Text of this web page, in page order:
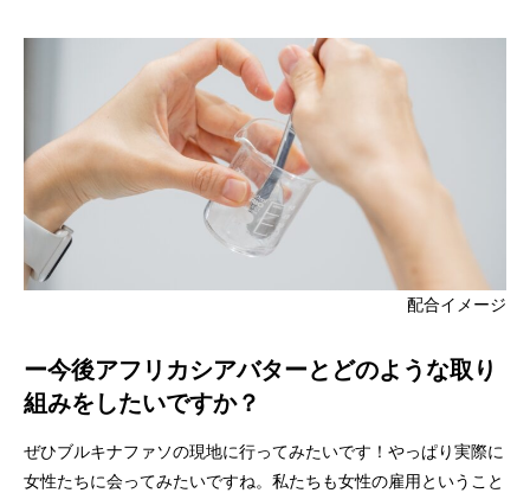
配合イメージ
ー今後アフリカシアバターとどのような取り
組みをしたいですか？
ぜひブルキナファソの現地に行ってみたいです！やっぱり実際に
女性たちに会ってみたいですね。私たちも女性の雇用ということ